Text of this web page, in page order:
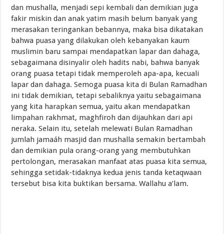
dan mushalla, menjadi sepi kembali dan demikian juga
fakir miskin dan anak yatim masih belum banyak yang
merasakan teringankan bebannya, maka bisa dikatakan
bahwa puasa yang dilakukan oleh kebanyakan kaum
muslimin baru sampai mendapatkan lapar dan dahaga,
sebagaimana disinyalir oleh hadits nabi, bahwa banyak
orang puasa tetapi tidak memperoleh apa-apa, kecuali
lapar dan dahaga. Semoga puasa kita di Bulan Ramadhan
ini tidak demikian, tetapi sebaliknya yaitu sebagaimana
yang kita harapkan semua, yaitu akan mendapatkan
limpahan rakhmat, maghfiroh dan dijauhkan dari api
neraka. Selain itu, setelah melewati Bulan Ramadhan
jumlah jamaáh masjid dan mushalla semakin bertambah
dan demikian pula orang-orang yang membutuhkan
pertolongan, merasakan manfaat atas puasa kita semua,
sehingga setidak-tidaknya kedua jenis tanda ketaqwaan
tersebut bisa kita buktikan bersama. Wallahu a’lam.